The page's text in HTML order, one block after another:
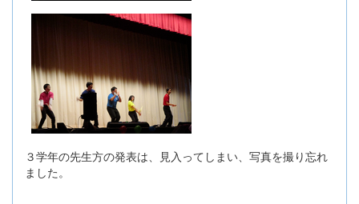
３学年の先生方の発表は、見入ってしまい、写真を撮り忘れ
ました。